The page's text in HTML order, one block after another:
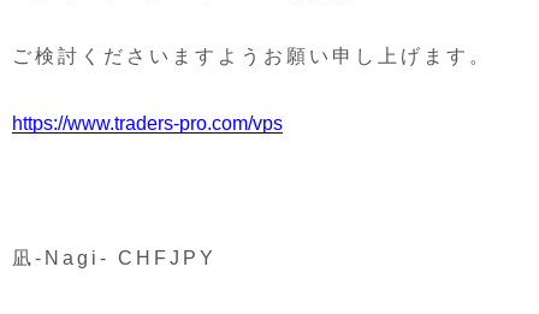
ご検討くださいますようお願い申し上げます。
https://www.traders-pro.com/vps
凪-Nagi- CHFJPY